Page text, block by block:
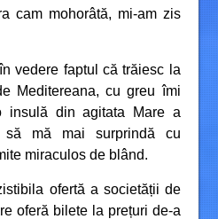
cam mohorâtă, mi-am zis
vedere faptul că trăiesc la
Meditereana, cu greu îmi
insulă din agitata Mare a
mă mai surprindă cu
miraculos de blând.
ofertă a societății de
oferă bilete la prețuri de-a